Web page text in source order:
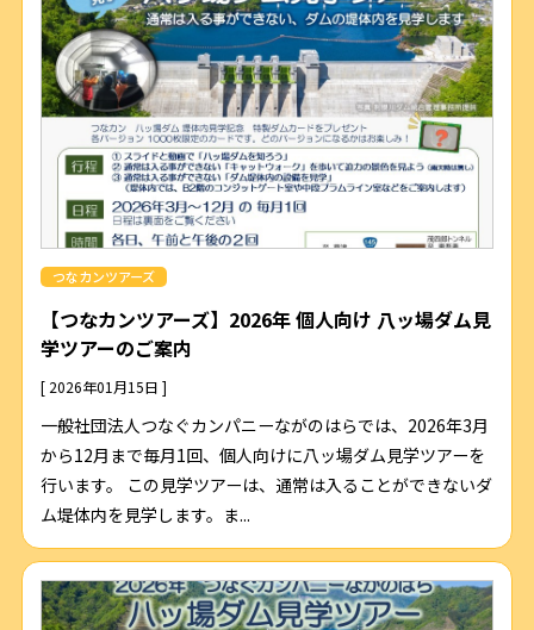
つなカンツアーズ
【つなカンツアーズ】2026年 個人向け 八ッ場ダム見
学ツアーのご案内
[ 2026年01月15日 ]
一般社団法人つなぐカンパニーながのはらでは、2026年3月
から12月まで毎月1回、個人向けに八ッ場ダム見学ツアーを
行います。 この見学ツアーは、通常は入ることができないダ
ム堤体内を見学します。ま...